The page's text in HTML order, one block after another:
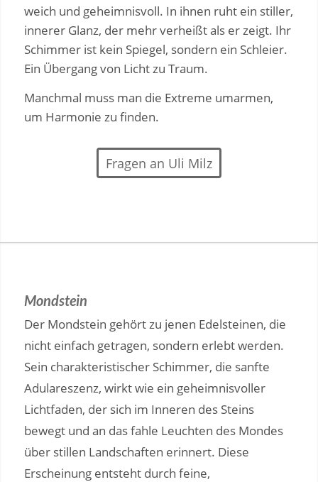
weich und geheimnisvoll. In ihnen ruht ein stiller,
innerer Glanz, der mehr verheißt als er zeigt. Ihr
Schimmer ist kein Spiegel, sondern ein Schleier.
Ein Übergang von Licht zu Traum.
Manchmal muss man die Extreme umarmen,
um Harmonie zu finden.
Fragen an Uli Milz
Mondstein
Der Mondstein gehört zu jenen Edelsteinen, die
nicht einfach getragen, sondern erlebt werden.
Sein charakteristischer Schimmer, die sanfte
Adulareszenz, wirkt wie ein geheimnisvoller
Lichtfaden, der sich im Inneren des Steins
bewegt und an das fahle Leuchten des Mondes
über stillen Landschaften erinnert. Diese
Erscheinung entsteht durch feine,